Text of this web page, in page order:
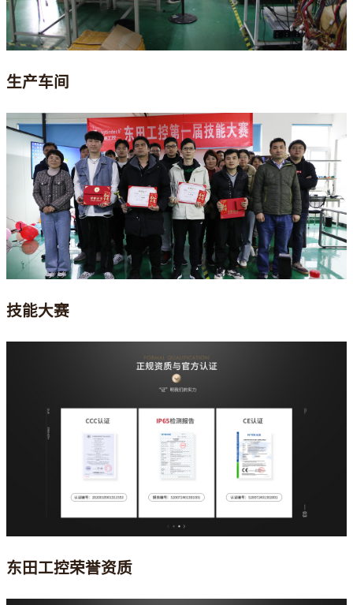
生产车间
技能大赛
东田工控荣誉资质